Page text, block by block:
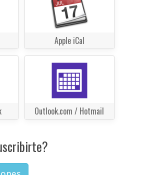
Apple iCal
Outlook.com / Hotmail